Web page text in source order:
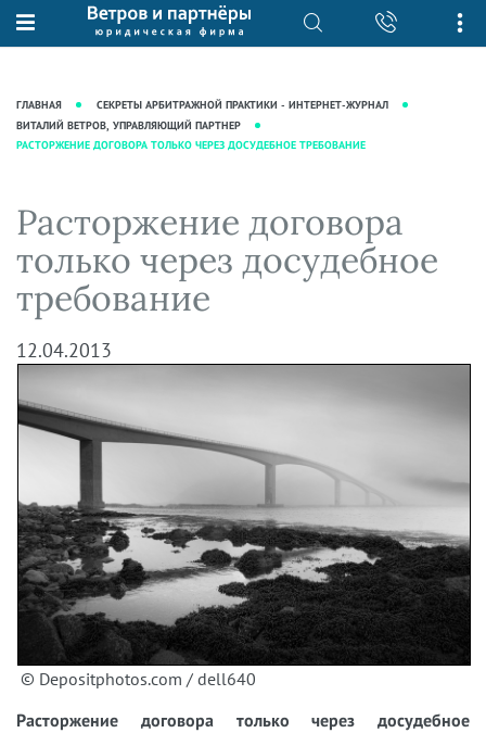
О нас
Рекомендации
фирмы
Кейсы
Вакансии
Юридические услуги
Интеллектуальная собственность
Сопровождение бизнеса
Ведение уголовных дел
Защита активов
База знаний
Журнал "Секреты арбитражной
практики"
Статьи
Аудиоподкасты
Видеоподкасты
Справочная
Вопросы-ответы
Вебинары и семинары
ГЛАВНАЯ
СЕКРЕТЫ АРБИТРАЖНОЙ ПРАКТИКИ - ИНТЕРНЕТ-ЖУРНАЛ
ВИТАЛИЙ ВЕТРОВ, УПРАВЛЯЮЩИЙ ПАРТНЕР
РАСТОРЖЕНИЕ ДОГОВОРА ТОЛЬКО ЧЕРЕЗ ДОСУДЕБНОЕ ТРЕБОВАНИЕ
Расторжение договора
только через досудебное
требование
12.04.2013
© Depositphotos.com / dell640
Расторжение договора только через досудебное